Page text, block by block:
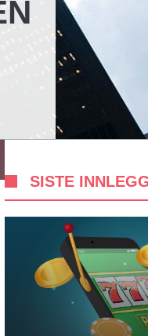
SISTE